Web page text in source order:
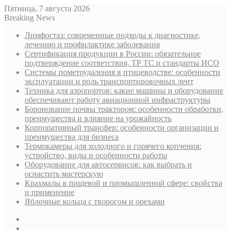
Пятница, 7 августа 2026
Breaking News
Лимфостаз: современные подходы к диагностике,
лечению и профилактике заболевания
Сертификация продукции в России: обязательное
подтверждение соответствия, ТР ТС и стандарты ИСО
Системы пометоудаления в птицеводстве: особенности
эксплуатации и роль транспортировочных лент
Техника для аэропортов: какие машины и оборудование
обеспечивают работу авиационной инфраструктуры
Боронование почвы трактором: особенности обработки,
преимущества и влияние на урожайность
Корпоративный трансфер: особенности организации и
преимущества для бизнеса
Термокамеры для холодного и горячего копчения:
устройство, виды и особенности работы
Оборудование для автосервисов: как выбрать и
оснастить мастерскую
Крахмалы в пищевой и промышленной сфере: свойства
и применение
Яблочные кольца с творогом и орехами